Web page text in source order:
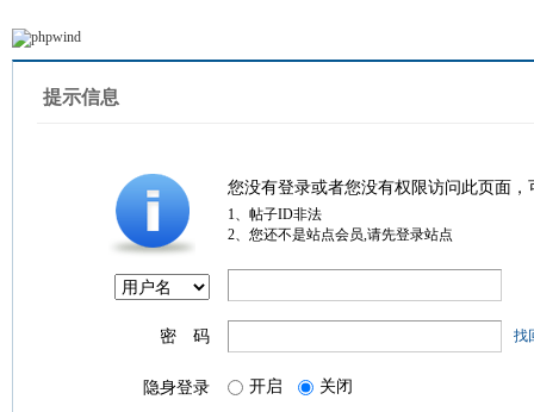
提示信息
您没有登录或者您没有权限访问此页面
1、帖子ID非法
2、您还不是站点会员,请先登录站点
密 码 找
隐身登录 开启 关闭